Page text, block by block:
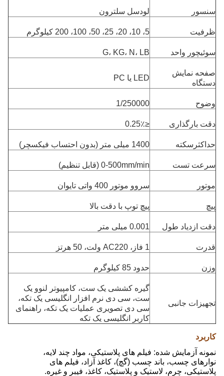
سنسور لودسل سلترون
ظرفیت 5، 10، 20، 25، 50، 100، 200 کیلوگرم
سوئیچور واحد G، KG، N، LB
صفحه نمایش
دستگاه
LED یا PC
وضوح 1/250000
دقت بارگذاری ≤0.25٪
حداکثرسکته 1400 میلی متر (بدون احتساب فیکسچر)
سرعت تست 0-500mm/min (قابل تنظیم)
موتور سروو موتور 400 واتی تایوان
پیچ پیچ توپ با دقت بالا
دقت ازدیاد طول 0.001 میلی متر
قدرت 1 فاز، AC220 ولت، 50 هرتز
وزن حدود 85 کیلوگرم
تجهیزات جانبی
گیره کششی یک ست، کامپیوتر لنوو یک
ست، سی دی نرم افزار انگلیسی یک تکه،
سی دی تصویری عملیات یک تکه، راهنمای
کاربر انگلیسی یک تکه
کاربرد
نمونه آزمایش شده: فیلم های پلاستیکی، مواد چند لایه،
نوارهای چسب، باند چسب (گچ)، کاغذ آزاد، فیلم های
پلاستیکی، چرم، لاستیک و پلاستیک، کاغذ، فیبر و غیره.